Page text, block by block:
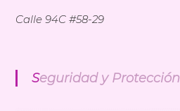
Calle 94C #58-29
Seguridad y Protección